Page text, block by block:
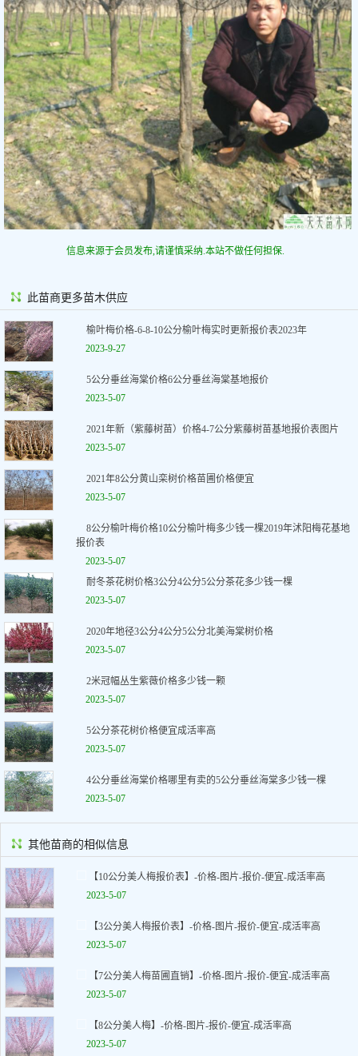
信息来源于会员发布,请谨慎采纳.本站不做任何担保.
此苗商更多苗木供应
榆叶梅价格-6-8-10公分榆叶梅实时更新报价表2023年
2023-9-27
5公分垂丝海棠价格6公分垂丝海棠基地报价
2023-5-07
2021年新（紫藤树苗）价格4-7公分紫藤树苗基地报价表图片
2023-5-07
2021年8公分黄山栾树价格苗圃价格便宜
2023-5-07
8公分榆叶梅价格10公分榆叶梅多少钱一棵2019年沭阳梅花基地
报价表
2023-5-07
耐冬茶花树价格3公分4公分5公分茶花多少钱一棵
2023-5-07
2020年地径3公分4公分5公分北美海棠树价格
2023-5-07
2米冠幅丛生紫薇价格多少钱一颗
2023-5-07
5公分茶花树价格便宜成活率高
2023-5-07
4公分垂丝海棠价格哪里有卖的5公分垂丝海棠多少钱一棵
2023-5-07
其他苗商的相似信息
【10公分美人梅报价表】-价格-图片-报价-便宜-成活率高
2023-5-07
【3公分美人梅报价表】-价格-图片-报价-便宜-成活率高
2023-5-07
【7公分美人梅苗圃直销】-价格-图片-报价-便宜-成活率高
2023-5-07
【8公分美人梅】-价格-图片-报价-便宜-成活率高
2023-5-07